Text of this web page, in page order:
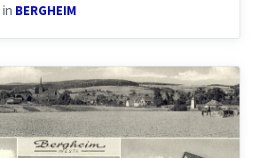
in BERGHEIM